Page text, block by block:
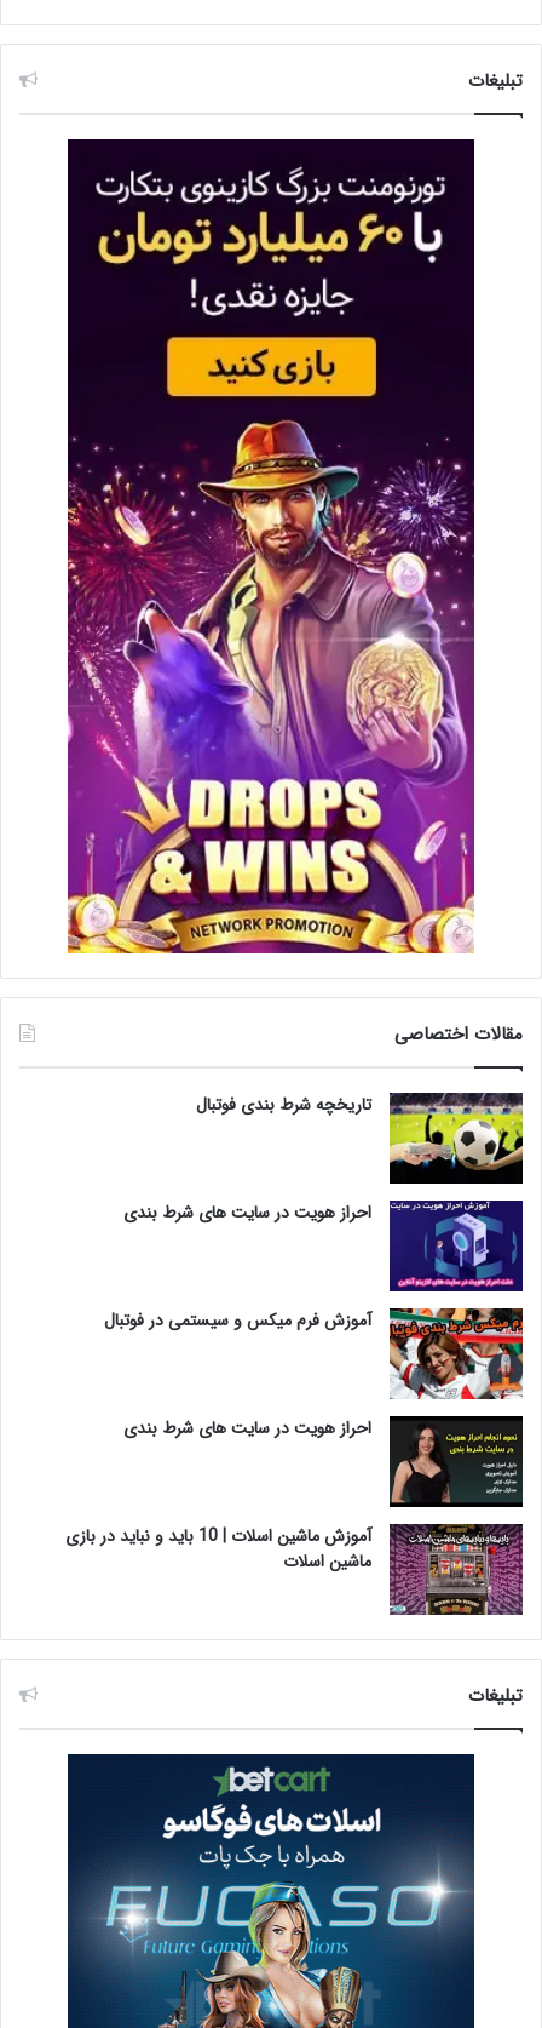
تبلیغات
مقالات اختصاصی
تاریخچه شرط بندی فوتبال
احراز هویت در سایت های شرط بندی
آموزش فرم میکس و سیستمی در فوتبال
احراز هویت در سایت های شرط بندی
آموزش ماشین اسلات | 10 باید و نباید در بازی
ماشین اسلات
تبلیغات